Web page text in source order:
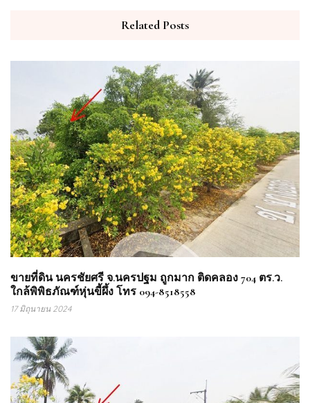
Related Posts
ขายที่ดิน นครชัยศรี จ.นครปฐม ถูกมาก ติดคลอง 704 ตร.ว.
ใกล้พิพิธภัณฑ์หุ่นขี้ผึ้ง โทร 094-8518558
17 มิถุนายน 2024